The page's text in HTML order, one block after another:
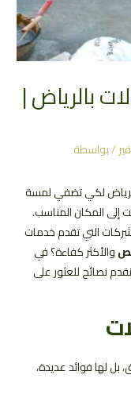
بالرياض |
/ بواسطة
لكي تضفي لمسة
المكان المناسب.
التي تقدم خدمات
والأكثر كفاءة؟ في
نصائح للعثور على
بل لها فوائد عديدة،